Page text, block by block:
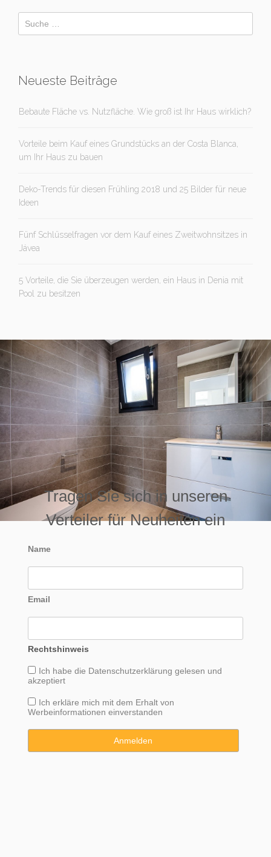
Neueste Beiträge
Bebaute Fläche vs. Nutzfläche. Wie groß ist Ihr Haus wirklich?
Vorteile beim Kauf eines Grundstücks an der Costa Blanca,
um Ihr Haus zu bauen
Deko-Trends für diesen Frühling 2018 und 25 Bilder für neue
Ideen
Fünf Schlüsselfragen vor dem Kauf eines Zweitwohnsitzes in
Jávea
5 Vorteile, die Sie überzeugen werden, ein Haus in Denia mit
Pool zu besitzen
Tragen Sie sich in unseren
Verteiler für Neuheiten ein
Name
Email
Rechtshinweis
Ich habe die Datenschutzerklärung gelesen und
akzeptiert
Ich erkläre mich mit dem Erhalt von
Werbeinformationen einverstanden